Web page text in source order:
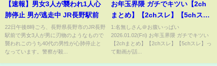
【速報】男女3人が襲われ1人心
肺停止 男が逃走中 JR長野駅前
22日午後8時ごろ、長野県長野市のJR長野
駅前で男女3人が男に刃物のようなもので
襲われこのうち40代の男性が心肺停止と
なっています。警察が殺...
お年玉界隈 ガチでキツい【2ch
まとめ】【2chスレ】【5chス
レ】
1:名無しさん＠お腹いっぱい
2026.01.02(Fri) お年玉界隈 ガチでキツい
【2chまとめ】【2chスレ】【5chスレ】っ
て動画が話...